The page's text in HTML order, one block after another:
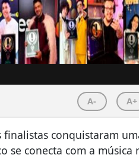
A- A+
conquistaram
conecta com a música